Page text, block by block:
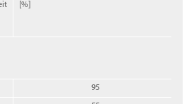
[%]
95